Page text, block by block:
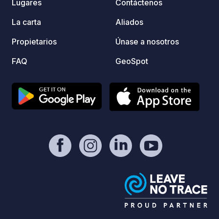
una
Lugares
La carta
Propietarios
FAQ
Contáctenos
Aliados
Únase a nosotros
GeoSpot